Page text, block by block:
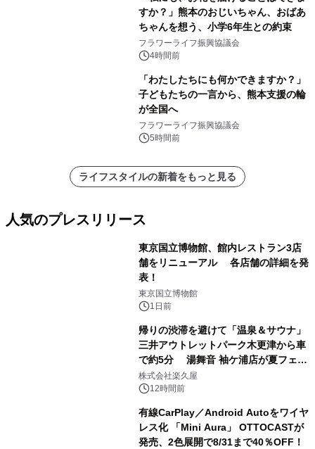
すか？」熊本のおじいちゃん、おばあ
ちゃんを想う、小学6年生との約束
フラワーライフ振興協議会
4時間前
「わたしたちにも何かできますか？」
子どもたちの一言から、熊本支援の輪
が全国へ
フラワーライフ振興協議会
5時間前
ライフスタイルの新着をもっと見る
人気のプレスリリース
東京国立博物館、館内レストラン3店
舗をリニューアル 各店舗の詳細を発
表！
東京国立博物館
1日前
帰りの渋滞を避けて「温泉＆サウナ」
三井アウトレットパーク木更津から車
で約5分 湯舞音 袖ケ浦店が夏フェア
メニューを提供
株式会社楽久屋
12時間前
有線CarPlay／Android Autoをワイヤ
レス化 「Mini Aura」 OTTOCASTが
発売、2色展開で8/31まで40％OFF！